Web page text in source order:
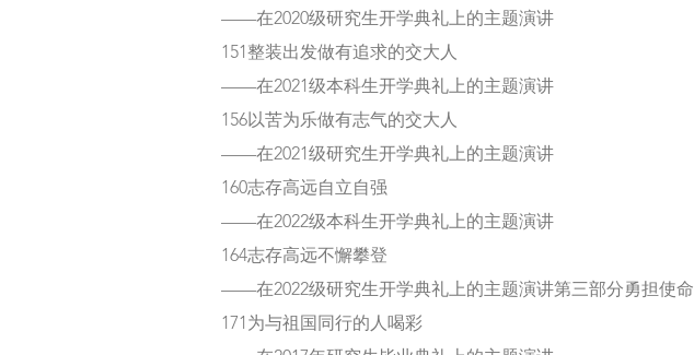
——在2020级研究生开学典礼上的主题演讲
151整装出发做有追求的交大人
——在2021级本科生开学典礼上的主题演讲
156以苦为乐做有志气的交大人
——在2021级研究生开学典礼上的主题演讲
160志存高远自立自强
——在2022级本科生开学典礼上的主题演讲
164志存高远不懈攀登
——在2022级研究生开学典礼上的主题演讲第三部分勇担使命
171为与祖国同行的人喝彩